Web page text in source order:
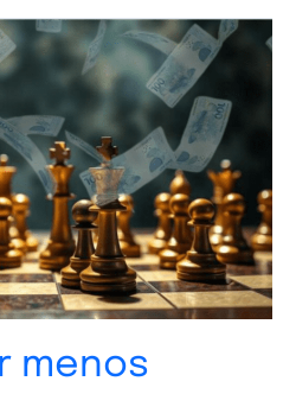
menos